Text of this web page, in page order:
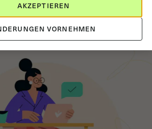
5 Tipps zur
Ihrer Produktivität
VORNEHMEN
AKZEPTIEREN